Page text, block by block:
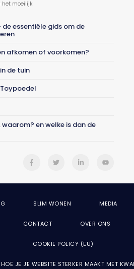
het moeilijk
essentiële gids om de
afkomen of voorkomen?
de tuin
en welke is dan de
SLIM WONEN MEDIA
CONTACT OVER ONS
COOKIE POLICY (EU)
JE JE WEBSITE STERKER MAAKT MET